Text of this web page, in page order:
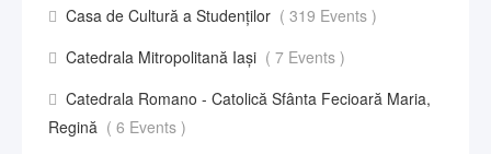
Casa de Cultură a Studenților ( 319 Events )
Catedrala Mitropolitană Iași ( 7 Events )
Catedrala Romano - Catolică Sfânta Fecioară Maria,
Regină ( 6 Events )